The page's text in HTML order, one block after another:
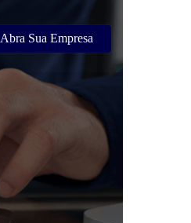
Abra Sua Empresa